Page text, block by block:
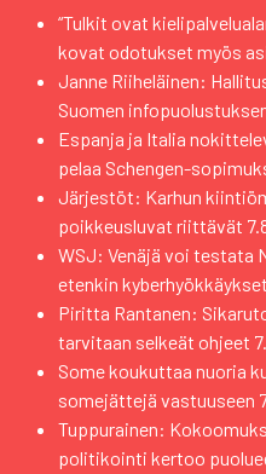
“Tulkit ovat
kovat odotukset myös
Janne Riiheläinen:
Suomen
Espanja ja Italia
pelaa Schengen-
Järjestöt: Karhun
poikkeusluvat riittävät
WSJ: Venäjä voi testata
etenkin
Piritta Rantanen:
tarvitaan selkeät ohjeet
Some koukuttaa nuoria
somejättejä vastuuseen
Tuppurainen:
politikointi kertoo